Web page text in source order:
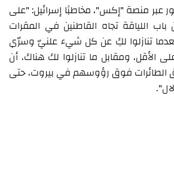
عبر منصة "إكس"، مخاطبًا إسرائيل: "على
باب اللياقة تجاه القاطنين في المقرات
تنازلوا لكِ عن كل شيء علنيّ وسرّي
الأقل، ومقابل ما تنازلوا لك هناك، أن
الطائرات فوق رؤوسهم في بيروت، حتى